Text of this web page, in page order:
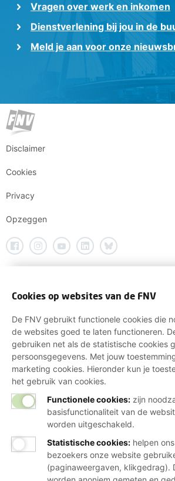
Vragen over werk en inkomen
Dienstverlening bij jou in de
Meld je aan voor onze
Disclaimer
Cookies
Privacy
Opzeggen
Cookies op websites van de FNV
De FNV gebruikt functionele cookies die
de websites goed te laten functioneren.
gebruiken net als de statistische cookies
persoonsgegevens. Met jouw
marketing cookies. Hieronder kun je
het gebruik van cookies.
Functionele cookies: zijn
basisfunctionaliteit van de
worden uitgeschakeld.
Statistische cookies: helpen
bezoekers onze website
(paginaweergaven, klikgedrag).